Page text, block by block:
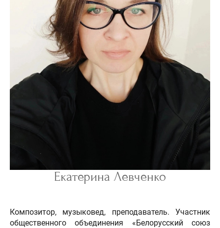
Екатерина Левченко
Композитор, музыковед, преподаватель. Участник
общественного объединения «Белорусский союз